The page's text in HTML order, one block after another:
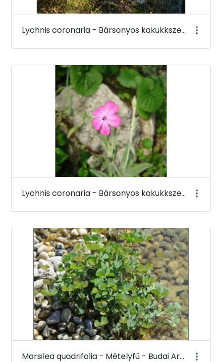
Lychnis coronaria - Bársonyos kakukkszegfű - Budai Arborétum
Lychnis coronaria - Bársonyos kakukkszegfű (virága) - Budai Arborétum
Marsilea quadrifolia - Mételyfű - Budai Arborétum